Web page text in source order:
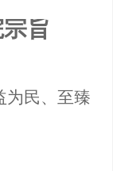
旨
为民、 至臻